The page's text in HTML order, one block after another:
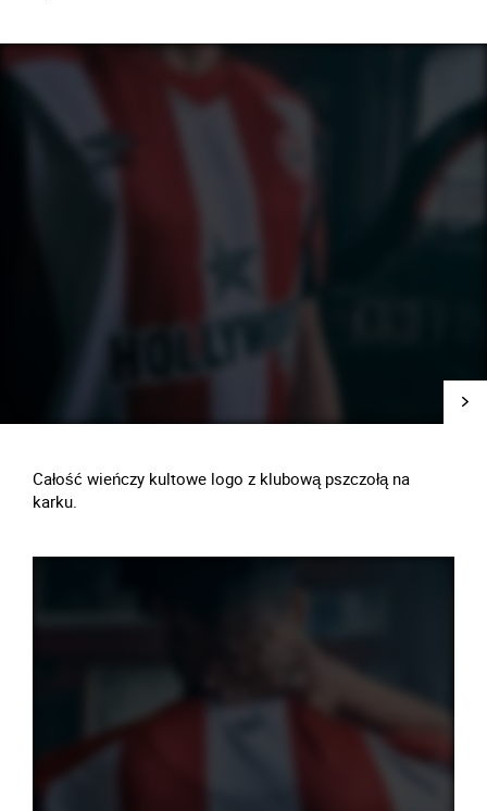
Całość wieńczy kultowe logo z klubową pszczołą na
karku.